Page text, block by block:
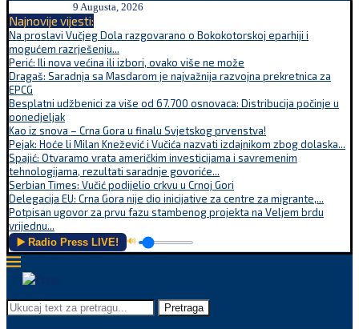
9 Augusta, 2026
Najnovije vijesti:
Na proslavi Vučjeg Dola razgovarano o Bokokotorskoj eparhiji i
mogućem razrješenju...
Perić: Ili nova većina ili izbori, ovako više ne može
Dragaš: Saradnja sa Masdarom je najvažnija razvojna prekretnica za
EPCG
Besplatni udžbenici za više od 67.700 osnovaca: Distribucija počinje u
ponedjeljak
Kao iz snova – Crna Gora u finalu Svjetskog prvenstva!
Pejak: Hoće li Milan Knežević i Vučića nazvati izdajnikom zbog dolaska...
Spajić: Otvaramo vrata američkim investicijama i savremenim
tehnologijama, rezultati saradnje govoriće...
Serbian Times: Vučić podijelio crkvu u Crnoj Gori
Delegacija EU: Crna Gora nije dio inicijative za centre za migrante,...
Potpisan ugovor za prvu fazu stambenog projekta na Veljem brdu
vrijednu...
▶️ Radio Press LIVE! 🔊
Pretraga